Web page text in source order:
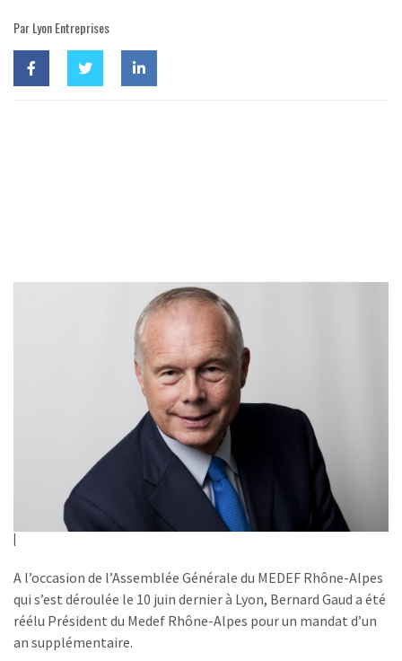
Par Lyon Entreprises
A l’occasion de l’Assemblée Générale du MEDEF Rhône-Alpes
qui s’est déroulée le 10 juin dernier à Lyon, Bernard Gaud a été
réélu Président du Medef Rhône-Alpes pour un mandat d’un
an supplémentaire.